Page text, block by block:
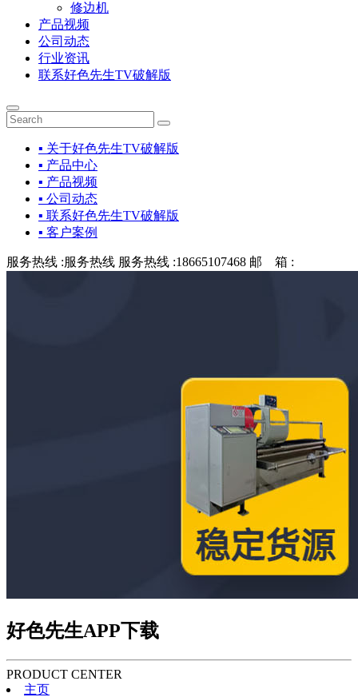
修边机
产品视频
公司动态
行业资讯
联系好色先生TV破解版
▪ 关于好色先生TV破解版
▪ 产品中心
▪ 产品视频
▪ 公司动态
▪ 联系好色先生TV破解版
▪ 客户案例
服务热线 :服务热线 服务热线 :18665107468 邮 箱 :
好色先生APP下载
PRODUCT CENTER
主页